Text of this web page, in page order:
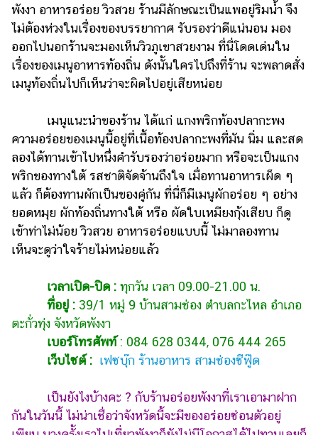
พังงา อาหารอร่อย วิวสวย ร้านมีลักษณะเป็นแพอยู่ริมน้ำ จึง
ไม่ต้องห่วงในเรื่องของบรรยากาศ รับรองว่าดีแน่นอน มอง
ออกไปนอกร้านจะมองเห็นวิวภูเขาสวยงาม ที่นี่โดดเด่นใน
เรื่องของเมนูอาหารท้องถิ่น ดังนั้นใครไปถึงที่ร้าน จะพลาดสั่ง
เมนูท้องถิ่นไปก็เห็นว่าจะผิดไปอยู่เสียหน่อย
เมนูแนะนำของร้าน ได้แก่ แกงพริกท้องปลากะพง
ความอร่อยของเมนูนี้อยู่ที่เนื้อท้องปลากะพงที่มัน นิ่ม และสด
ลองได้ทานเข้าไปหนึ่งคำรับรองว่าอร่อยมาก หรือจะเป็นแกง
พริกของทางใต้ รสชาติจัดจ้านถึงใจ เมื่อทานอาหารเผ็ด ๆ
แล้ว ก็ต้องทานผักเป็นของคู่กัน ที่นี่ก็มีเมนูผักอร่อย ๆ อย่าง
ยอดหมุย ผักท้องถิ่นทางใต้ หรือ ผัดใบเหมียงกุ้งเสียบ ก็ดู
เข้าท่าไม่น้อย วิวสวย อาหารอร่อยแบบนี้ ไม่มาลองทาน
เห็นจะดูว่าใจร้ายไม่หน่อยแล้ว
เวลาเปิด-ปิด : ทุกวัน เวลา 09.00-21.00 น.
ที่อยู่ : 39/1 หมู่ 9 บ้านสามช่อง ตำบลกะไหล อำเภอ
ตะกั่วทุ่ง จังหวัดพังงา
เบอร์โทรศัพท์: 084 628 0344, 076 444 265
เว็บไซต์ : เฟซบุ๊ก ร้านอาหาร สามช่องซีฟู๊ด
เป็นยังไงบ้างคะ ? กับร้านอร่อยพังงาที่เราเอามาฝาก
กันในวันนี้ ไม่น่าเชื่อว่าจังหวัดนี้จะมีของอร่อยซ่อนตัวอยู่